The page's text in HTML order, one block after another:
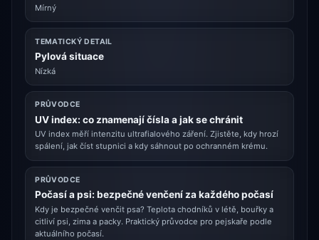
Mírný
TEMATICKÝ DETAIL
Pylová situace
Nízká
PRŮVODCE
UV index: co znamenají čísla a jak se chránit
UV index měří intenzitu ultrafialového záření. Zjistěte, kdy hrozí
spálení, jak číst stupnici a kdy sáhnout po ochranném krému.
PRŮVODCE
Počasí a psi: bezpečné venčení za každého počasí
Kdy je bezpečné venčit psa? Teplota chodníků v létě, bouřky a
citliví psi, zima a packy. Praktický průvodce pro pejskaře podle
aktuálního počasí.